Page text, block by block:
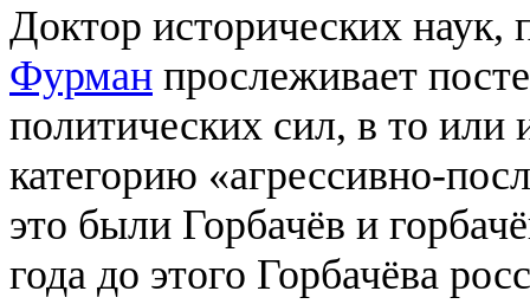
Доктор исторических наук,
Фурман прослеживает
политических сил, в то
категорию «агрессивно-
это были Горбачёв и
года до этого Горбачёва